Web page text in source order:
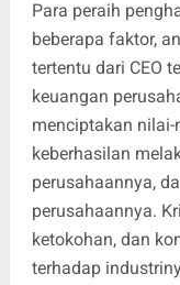
Para peraih
beberapa faktor,
tertentu dari CEO
keuangan
menciptakan
keberhasilan
perusahaannya,
perusahaannya.
ketokohan, dan
terhadap